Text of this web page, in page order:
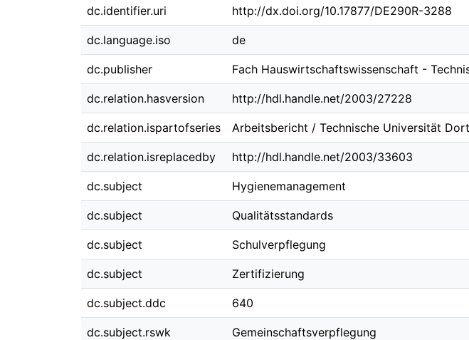
dc.identifier.uri http://dx.doi.org/10.17877/DE290R-3288
dc.language.iso de
dc.publisher Fach Hauswirtschaftswissenschaft -
dc.relation.hasversion http://hdl.handle.net/2003/27228
dc.relation.ispartofseries Arbeitsbericht / Technische Universität
dc.relation.isreplacedby http://hdl.handle.net/2003/33603
dc.subject Hygienemanagement
dc.subject Qualitätsstandards
dc.subject Schulverpflegung
dc.subject Zertifizierung
dc.subject.ddc 640
dc.subject.rswk Gemeinschaftsverpflegung